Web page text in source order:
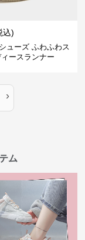
込)
ューズ ふわふわス
ースランナー
›
ム